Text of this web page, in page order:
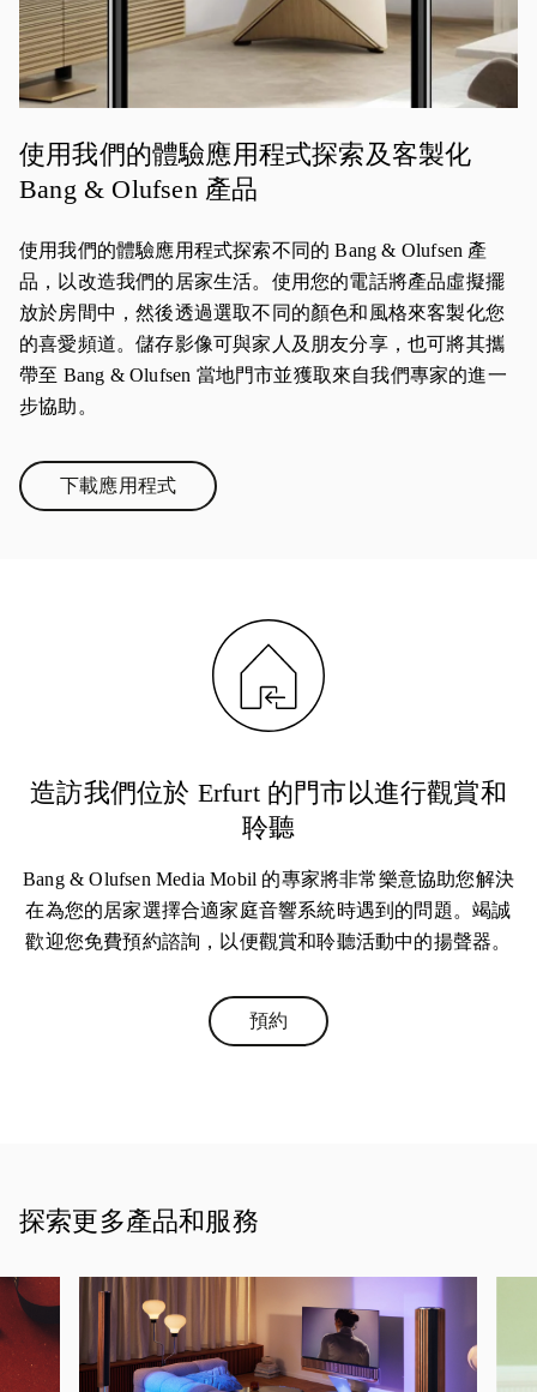
使用我們的體驗應用程式探索及客製化
Bang & Olufsen 產品
使用我們的體驗應用程式探索不同的 Bang & Olufsen 產
品，以改造我們的居家生活。使用您的電話將產品虛擬擺
放於房間中，然後透過選取不同的顏色和風格來客製化您
的喜愛頻道。儲存影像可與家人及朋友分享，也可將其攜
帶至 Bang & Olufsen 當地門市並獲取來自我們專家的進一
步協助。
下載應用程式Link Opens in New Tab
造訪我們位於 Erfurt 的門市以進行觀賞和
聆聽
Bang & Olufsen Media Mobil 的專家將非常樂意協助您解決
在為您的居家選擇合適家庭音響系統時遇到的問題。竭誠
歡迎您免費預約諮詢，以便觀賞和聆聽活動中的揚聲器。
預約Link Opens in New Tab
探索更多產品和服務